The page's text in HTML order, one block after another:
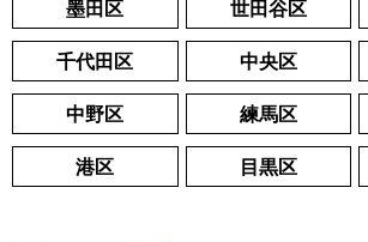
墨田区 世田谷区
千代田区
中央区
中野区
練馬区
港区
目黒区